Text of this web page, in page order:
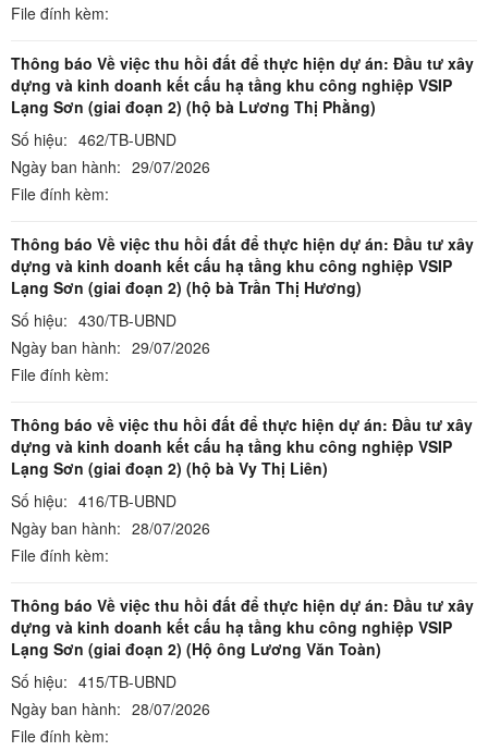
File đính kèm:
Thông báo Về việc thu hồi đất để thực hiện dự án: Đầu tư xây
dựng và kinh doanh kết cấu hạ tầng khu công nghiệp VSIP
Lạng Sơn (giai đoạn 2) (hộ bà Lương Thị Phằng)
Số hiệu: 462/TB-UBND
Ngày ban hành: 29/07/2026
File đính kèm:
Thông báo Về việc thu hồi đất để thực hiện dự án: Đầu tư xây
dựng và kinh doanh kết cấu hạ tầng khu công nghiệp VSIP
Lạng Sơn (giai đoạn 2) (hộ bà Trần Thị Hương)
Số hiệu: 430/TB-UBND
Ngày ban hành: 29/07/2026
File đính kèm:
Thông báo về việc thu hồi đất để thực hiện dự án: Đầu tư xây
dựng và kinh doanh kết cấu hạ tầng khu công nghiệp VSIP
Lạng Sơn (giai đoạn 2) (hộ bà Vy Thị Liên)
Số hiệu: 416/TB-UBND
Ngày ban hành: 28/07/2026
File đính kèm:
Thông báo Về việc thu hồi đất để thực hiện dự án: Đầu tư xây
dựng và kinh doanh kết cấu hạ tầng khu công nghiệp VSIP
Lạng Sơn (giai đoạn 2) (Hộ ông Lương Văn Toàn)
Số hiệu: 415/TB-UBND
Ngày ban hành: 28/07/2026
File đính kèm: